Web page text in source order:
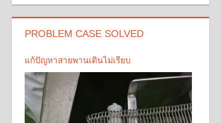
PROBLEM CASE SOLVED
แก้ปัญหาสายพานเดินไม่เรียบ